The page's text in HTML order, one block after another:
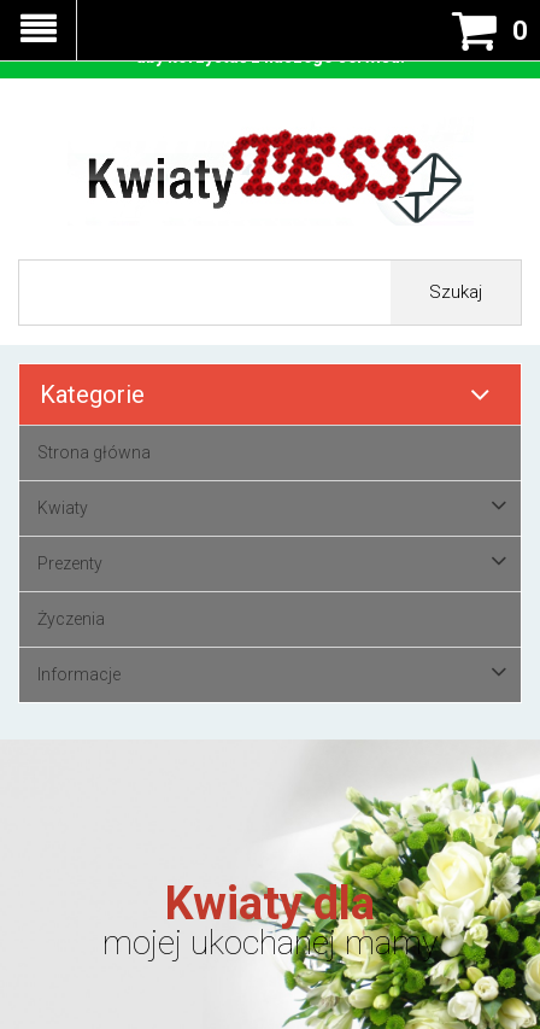
0
Szukaj
Kategorie
Strona główna
Kwiaty
Prezenty
Życzenia
Informacje
Kwiaty dla
mojej ukochanej mamy
Nasza strona korzysta z cookies - czyli tzw ciastek w celu
prawidłowego działania. Zaakceptuj przyjmowanie cookies
aby korzystać z naszego serwisu.